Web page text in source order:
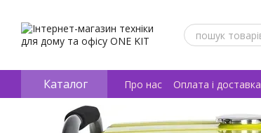
Каталог Про нас Оплата і доставка
Відгуки про магазин